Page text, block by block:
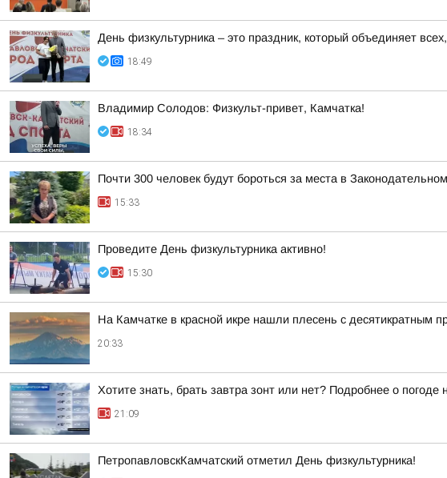
День физкультурника – это праздник, который объединяет
18:49
Владимир Солодов: Физкульт-привет, Камчатка!
18:34
Почти 300 человек будут бороться за места в
15:33
Проведите День физкультурника активно!
15:30
На Камчатке в красной икре нашли плесень с десятикратным
20:33
Хотите знать, брать завтра зонт или нет? Подробнее о погоде
21:09
ПетропавловскКамчатский отметил День физкультурника!